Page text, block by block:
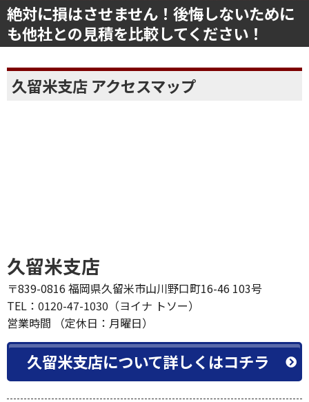
絶対に損はさせません！後悔しないために
も他社との見積を比較してください！
久留米支店 アクセスマップ
久留米支店
〒839-0816 福岡県久留米市山川野口町16-46 103号
TEL：0120-47-1030（ヨイナ トソー）
営業時間 （定休日：月曜日）
久留米支店について詳しくはコチラ